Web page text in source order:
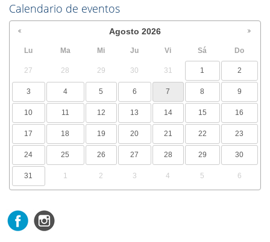
Calendario de eventos
Agosto 2026
Lu Ma Mi Ju Vi Sá Do
27 28 29 30 31 1 2
3 4 5 6 7 8 9
10 11 12 13 14 15 16
17 18 19 20 21 22 23
24 25 26 27 28 29 30
31 1 2 3 4 5 6